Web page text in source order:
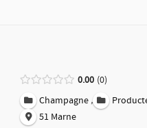
0.00 0
Champagne ,
51 Marne